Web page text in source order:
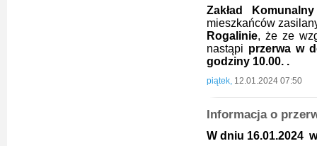
Zakład
mieszkańców
Rogalinie, że ze
nastąpi przerwa w
godziny 10.00. .
piątek, 12.01.2024 07:50
Informacja o
W dniu 16.01.2024